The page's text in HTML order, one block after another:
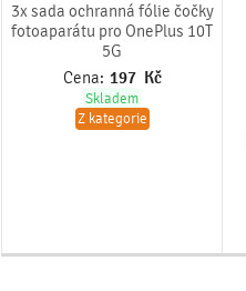
3x sada ochranná fólie čočky
fotoaparátu pro OnePlus 10T
5G
Cena: 197 Kč
Skladem
Z kategorie